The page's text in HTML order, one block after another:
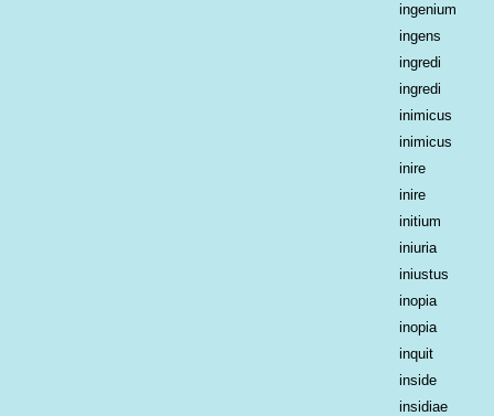
ingenium
ingens
ingredi
ingredi
inimicus
inimicus
inire
inire
initium
iniuria
iniustus
inopia
inopia
inquit
inside
insidiae